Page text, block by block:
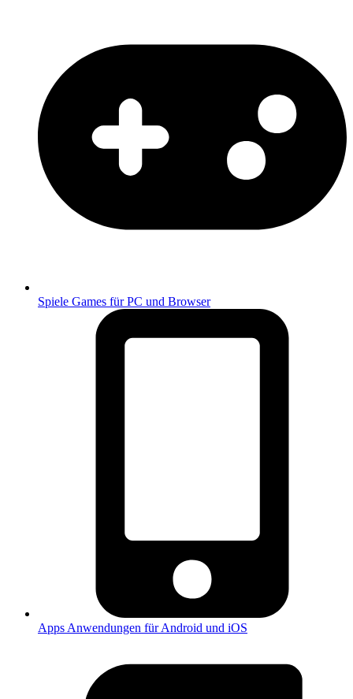
Spiele Games für PC und Browser
Apps Anwendungen für Android und iOS